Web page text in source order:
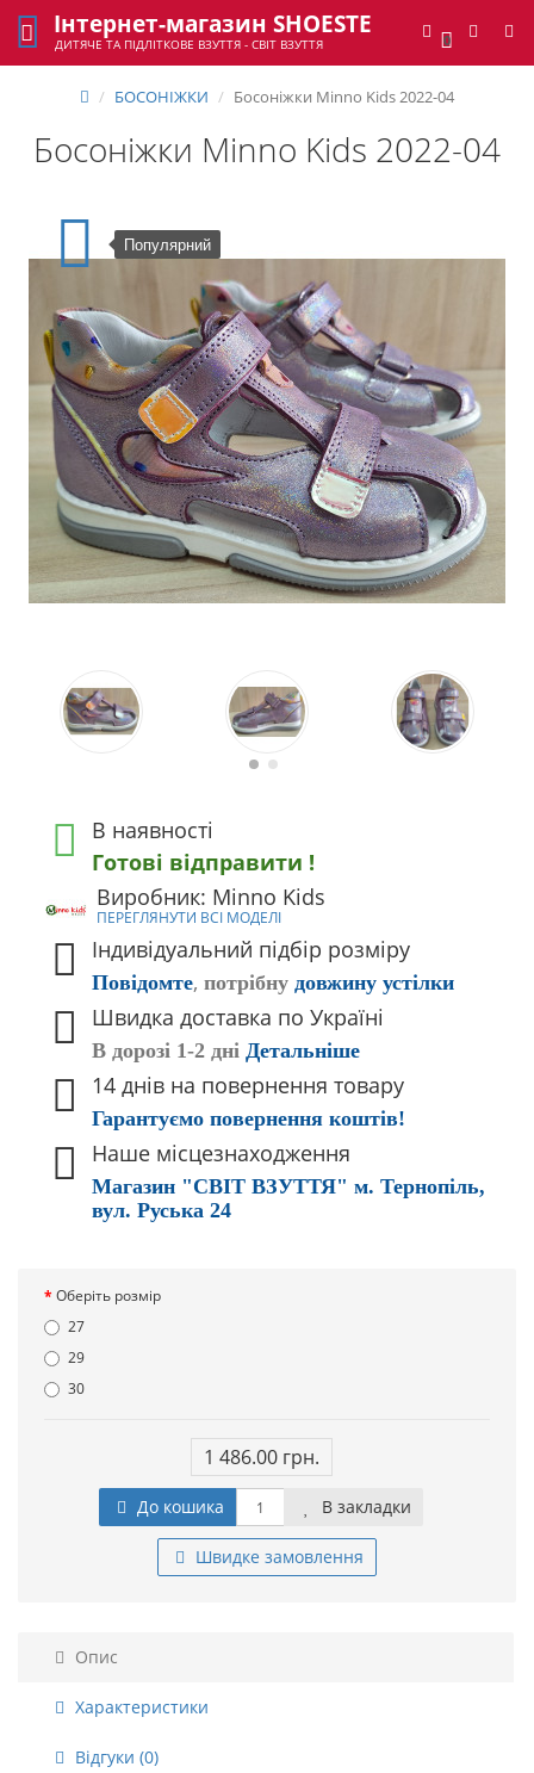
0
Інтернет-магазин SHOESTE
ДИТЯЧЕ ТА ПІДЛІТКОВЕ ВЗУТТЯ - СВІТ ВЗУТТЯ
БОСОНІЖКИ Босоніжки Minno Kids 2022-04
Босоніжки Minno Kids 2022-04
Популярний
В наявності
Готові відправити !
Виробник: Minno Kids
ПЕРЕГЛЯНУТИ ВСІ МОДЕЛІ
Індивідуальний підбір розміру
Повідомте, потрібну довжину устілки
Швидка доставка по Україні
В дорозі 1-2 дні Детальніше
14 днів на повернення товару
Гарантуємо повернення коштів!
Наше місцезнаходження
Магазин "СВІТ ВЗУТТЯ" м. Тернопіль,
вул. Руська 24
Оберіть розмір
27
29
30
1 486.00 грн.
До кошика В закладки
Швидке замовлення
Опис
Характеристики
Відгуки (0)